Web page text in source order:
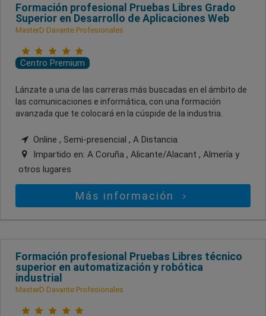
Formación profesional Pruebas Libres Grado
Superior en Desarrollo de Aplicaciones Web
MasterD Davante Profesionales
Centro Premium
Lánzate a una de las carreras más buscadas en el ámbito de
las comunicaciones e informática, con una formación
avanzada que te colocará en la cúspide de la industria.
Online , Semi-presencial , A Distancia
Impartido en: A Coruña , Alicante/Alacant , Almería y
otros lugares
Más información
Formación profesional Pruebas Libres técnico
superior en automatización y robótica
industrial
MasterD Davante Profesionales